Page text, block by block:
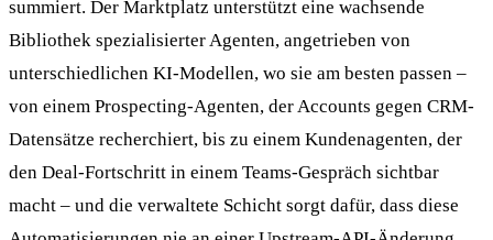
summiert. Der Marktplatz unterstützt eine wachsende
Bibliothek spezialisierter Agenten, angetrieben von
unterschiedlichen KI-Modellen, wo sie am besten passen –
von einem Prospecting-Agenten, der Accounts gegen CRM-
Datensätze recherchiert, bis zu einem Kundenagenten, der
den Deal-Fortschritt in einem Teams-Gespräch sichtbar
macht – und die verwaltete Schicht sorgt dafür, dass diese